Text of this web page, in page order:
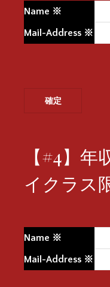
Name ※
Mail-Address ※
【#4】
イクラ
Name ※
Mail-Address ※